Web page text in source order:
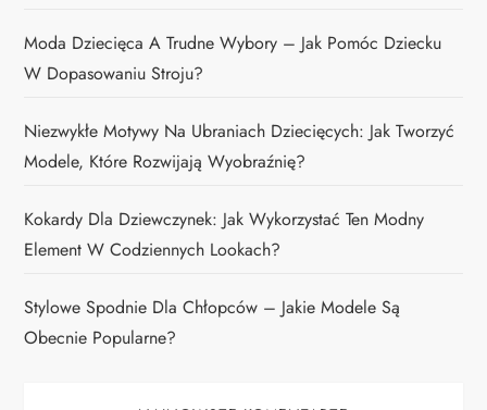
Moda Dziecięca A Trudne Wybory – Jak Pomóc Dziecku
W Dopasowaniu Stroju?
Niezwykłe Motywy Na Ubraniach Dziecięcych: Jak Tworzyć
Modele, Które Rozwijają Wyobraźnię?
Kokardy Dla Dziewczynek: Jak Wykorzystać Ten Modny
Element W Codziennych Lookach?
Stylowe Spodnie Dla Chłopców – Jakie Modele Są
Obecnie Popularne?